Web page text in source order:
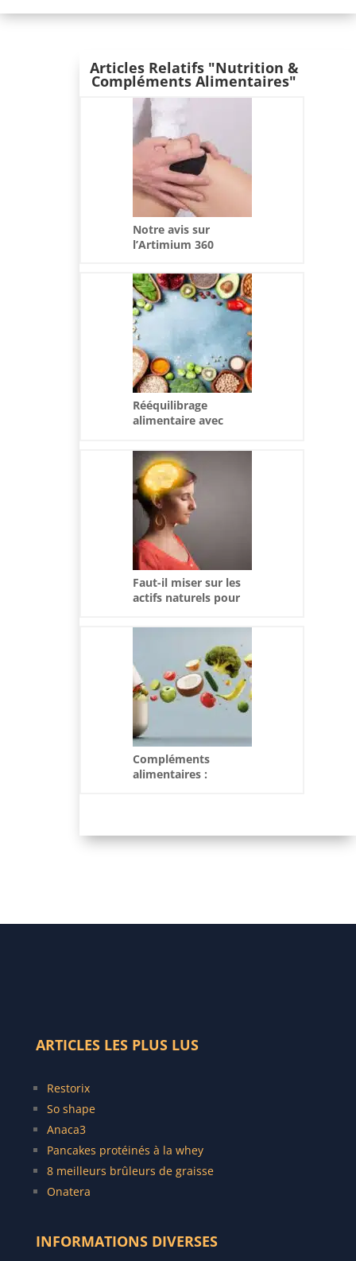
Articles Relatifs "Nutrition &
Compléments Alimentaires"
Notre avis sur
l’Artimium 360
Rééquilibrage
alimentaire avec
de la perte de poids
Faut-il miser sur les
actifs naturels pour
performant ?
Compléments
alimentaires :
ARTICLES LES PLUS LUS
Restorix
So shape
Anaca3
Pancakes protéinés à la whey
8 meilleurs brûleurs de graisse
Onatera
INFORMATIONS DIVERSES